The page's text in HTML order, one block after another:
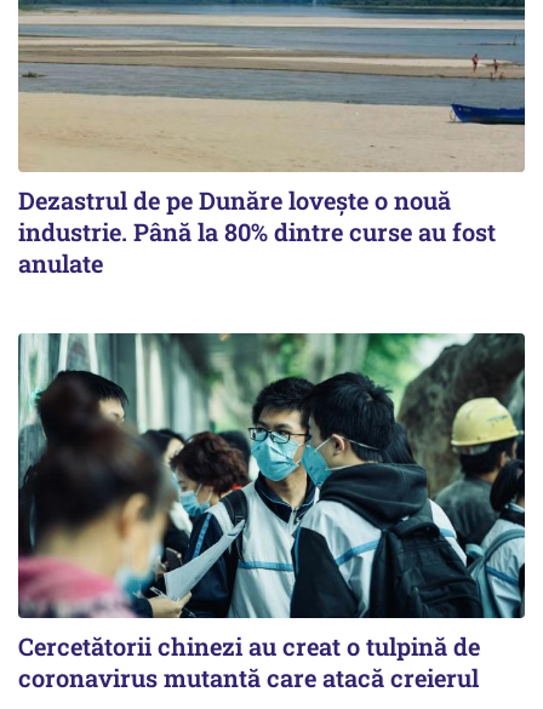
Dezastrul de pe Dunăre lovește o nouă
industrie. Până la 80% dintre curse au fost
anulate
Cercetătorii chinezi au creat o tulpină de
coronavirus mutantă care atacă creierul